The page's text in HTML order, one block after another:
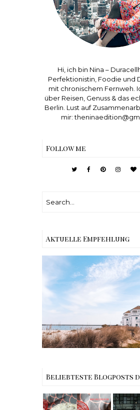
Hi, ich bin Nina –
Perfektionistin, Foodie und
mit chronischem Fernweh.
über Reisen, Genuss & das
Berlin. Lust auf
mir:
Follow me
Aktuelle Empfehlung
Reisen -
Beliebteste Blogposts
Rezept |
Weltbester